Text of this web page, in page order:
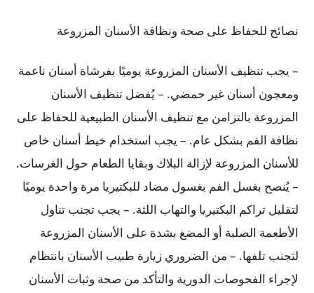
نصائح للحفاظ على صحة ونظافة الأسنان المزروعة
– يجب تنظيف الأسنان المزروعة يوميًا بفرشاة أسنان ناعمة
ومعجون أسنان غير حمضي. – يُفضل تنظيف الأسنان
المزروعة بالتزامن مع تنظيف الأسنان الطبيعية للحفاظ على
نظافة الفم بشكل عام. – يجب استخدام خيط أسنان خاص
للأسنان المزروعة لإزالة البلاك وبقايا الطعام حول الغرسات.
– يُنصح بغسل الفم بغسول مضاد للبكتيريا مرة واحدة يوميًا
لتقليل تراكم البكتيريا والتهاب اللثة. – يجب تجنب تناول
الأطعمة الصلبة أو المضغ بشدة على الأسنان المزروعة
لتجنب تلفها. – من الضروري زيارة طبيب الأسنان بانتظام
لإجراء الفحوصات الدورية والتأكد من صحة وثبات الأسنان